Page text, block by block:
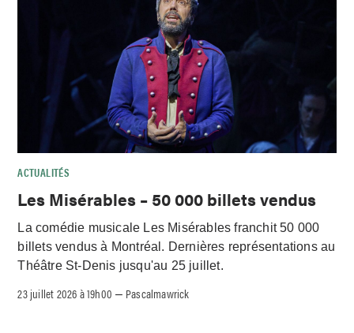
ACTUALITÉS
Les Misérables – 50 000 billets vendus
La comédie musicale Les Misérables franchit 50 000
billets vendus à Montréal. Dernières représentations au
Théâtre St-Denis jusqu'au 25 juillet.
23 juillet 2026 à 19h00 – Pascalmawrick